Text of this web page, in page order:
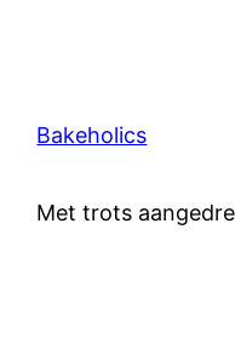
Bakeholics
Met trots